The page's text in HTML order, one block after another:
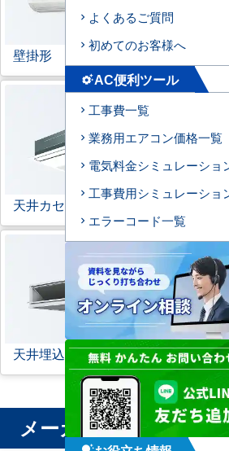
壁掛形 天
天井カセット形 1方向 ビル
天井埋込ダクト形 天吊
メーカー から業務用
よくあるご質問
初めてのお客様へ
settings_suggestAC便利ツール
工事費一覧
業務用エアコン価格一覧
電気料金シミュレーショ
工事費用シミュレーショ
エラーコード一覧